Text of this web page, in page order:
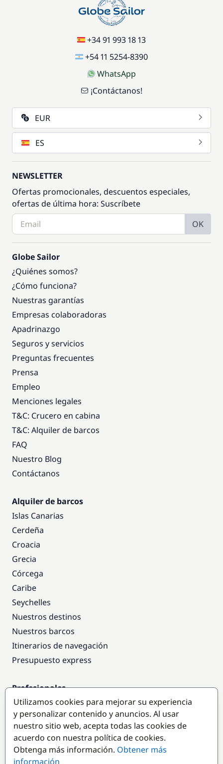
+34 91 993 18 13
+54 11 5254-8390
WhatsApp
¡Contáctanos!
EUR
ES
NEWSLETTER
Ofertas promocionales, descuentos especiales,
ofertas de última hora: Suscríbete
OK
Globe Sailor
¿Quiénes somos?
¿Cómo funciona?
Nuestras garantías
Empresas colaboradoras
Apadrinazgo
Seguros y servicios
Preguntas frecuentes
Prensa
Empleo
Menciones legales
T&C: Crucero en cabina
T&C: Alquiler de barcos
FAQ
Nuestro Blog
Contáctanos
Alquiler de barcos
Islas Canarias
Cerdeña
Croacia
Grecia
Córcega
Caribe
Seychelles
Nuestros destinos
Nuestros barcos
Itinerarios de navegación
Presupuesto express
Profesionales
Acceso empresas
Colaborar como empresa
Destinos populares
Utilizamos cookies para mejorar su experiencia
y personalizar contenido y anuncios. Al usar
nuestro sitio web, acepta todas las cookies de
acuerdo con nuestra política de cookies.
Obtenga más información. Obtener más
información